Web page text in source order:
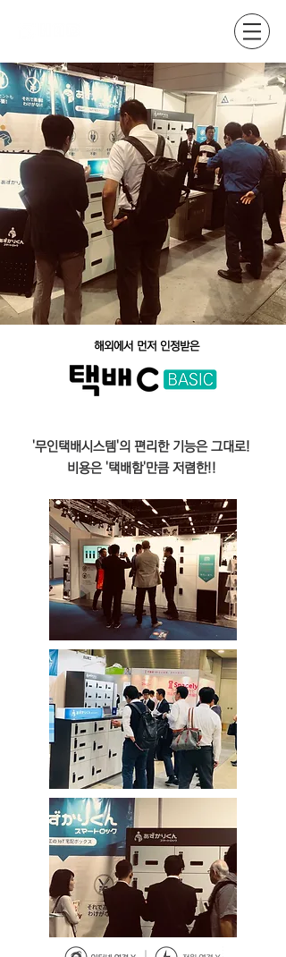
해외에서 먼저 인정받은
​'무인택배시스템'의 편리한 기능은 그대로!
비용은 '택배함'만큼 저렴한!!